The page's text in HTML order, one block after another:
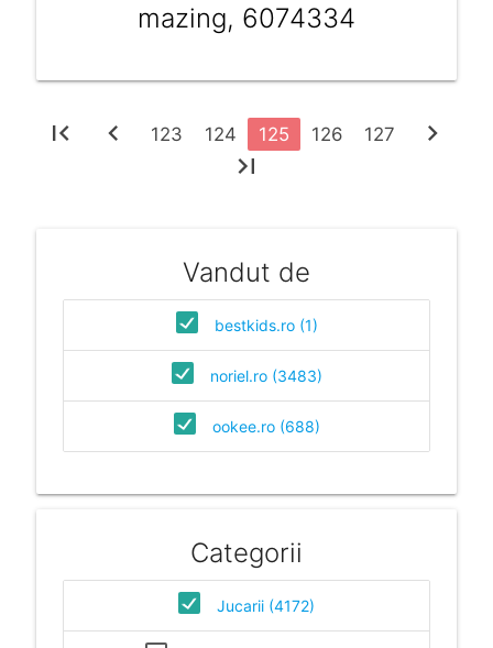
mazing, 6074334
first_page chevron_left 123 124 125 126 127
chevron_right
last_page
Vandut de
bestkids.ro (1)
noriel.ro (3483)
ookee.ro (688)
Categorii
Jucarii (4172)